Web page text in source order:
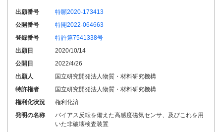
出願番号
特願2020-173413
公開番号
特開2022-064663
登録番号
特許第7541338号
出願日
2020/10/14
公開日
2022/4/26
出願人
国立研究開発法人物質・材料研究機構
特許権者
国立研究開発法人物質・材料研究機構
権利化状況
権利化済
発明の名称
バイアス反転を備えた高感度磁気センサ、及びこれを用
いた非破壊検査装置